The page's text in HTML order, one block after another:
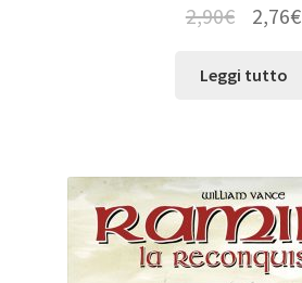
2,90€ 2,76€
Leggi tutto